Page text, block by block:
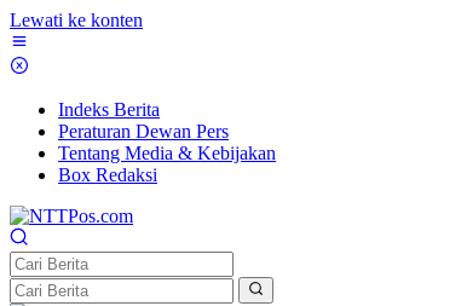
Lewati ke konten
Indeks Berita
Peraturan Dewan Pers
Tentang Media & Kebijakan
Box Redaksi